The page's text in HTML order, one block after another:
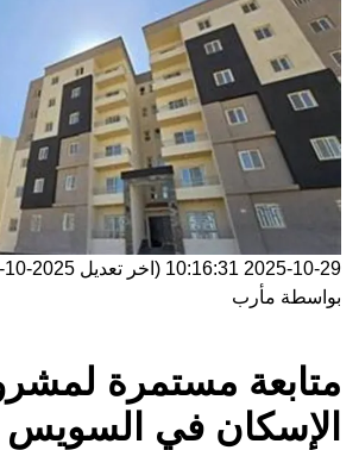
2025-10-29 10:16:31 (اخر تعديل 2025-10-29 10:16:31
بواسطة مأرب
متابعة مستمرة
الإسكان في السويس